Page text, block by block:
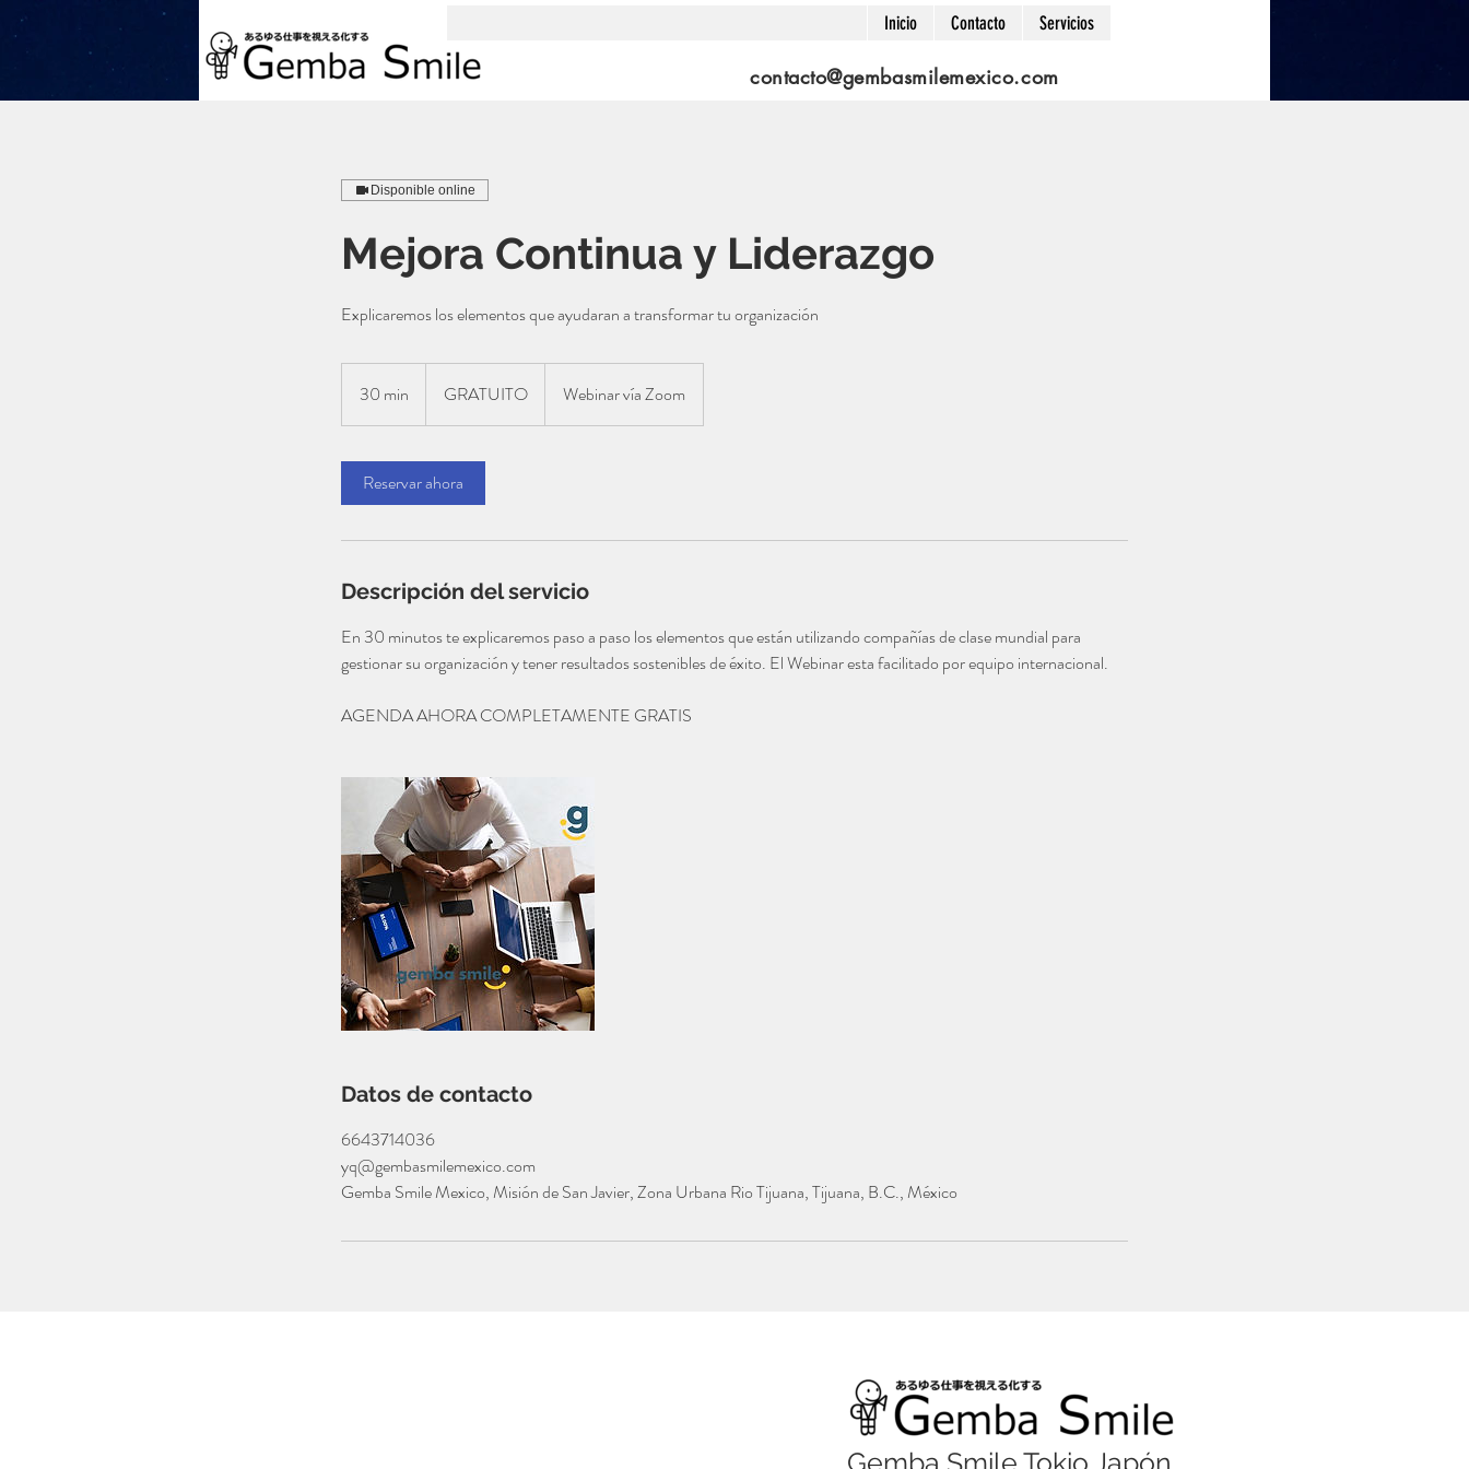
Inicio Contacto Servicios
contacto@gembasmilemexico.com
Disponible online
Mejora Continua y Liderazgo
Explicaremos los elementos que ayudaran a transformar tu organización
30 min
0
i
GRATUITO Webinar vía Zoom
Reservar ahora
Descripción del servicio
En 30 minutos te explicaremos paso a paso los elementos que están utilizando compañías de clase mundial para
gestionar su organización y tener resultados sostenibles de éxito. El Webinar esta facilitado por equipo internacional.
AGENDA AHORA COMPLETAMENTE GRATIS
Datos de contacto
6643714036
yq@gembasmilemexico.com
Gemba Smile Mexico, Misión de San Javier, Zona Urbana Rio Tijuana, Tijuana, B.C., México
Gemba Smile Tokio Japón